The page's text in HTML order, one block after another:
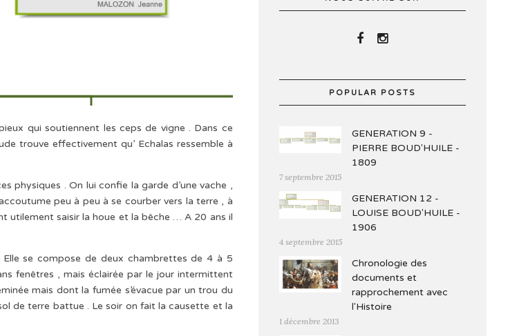
qui soutiennent les ceps de vigne . Dans ce
trouve effectivement qu’ Echalas ressemble à
physiques . On lui confie la garde d’une vache ,
peu à peu à se courber vers la terre , à
utilement saisir la houe et la bêche … A 20 ans il
se compose de deux chambrettes de 4 à 5
fenêtres , mais éclairée par le jour intermittent
mais dont la fumée s’évacue par un trou du
de terre battue . Le soir on fait la causette et la
POPULAR POSTS
GENERATION 9 -
PIERRE BOUD'HUILE -
1809
7 septembre 2015
GENERATION 12 -
LOUISE BOUD'HUILE -
1906
4 septembre 2015
Chronologie des
documents et
rapprochement avec
l'Histoire
1 décembre 2013